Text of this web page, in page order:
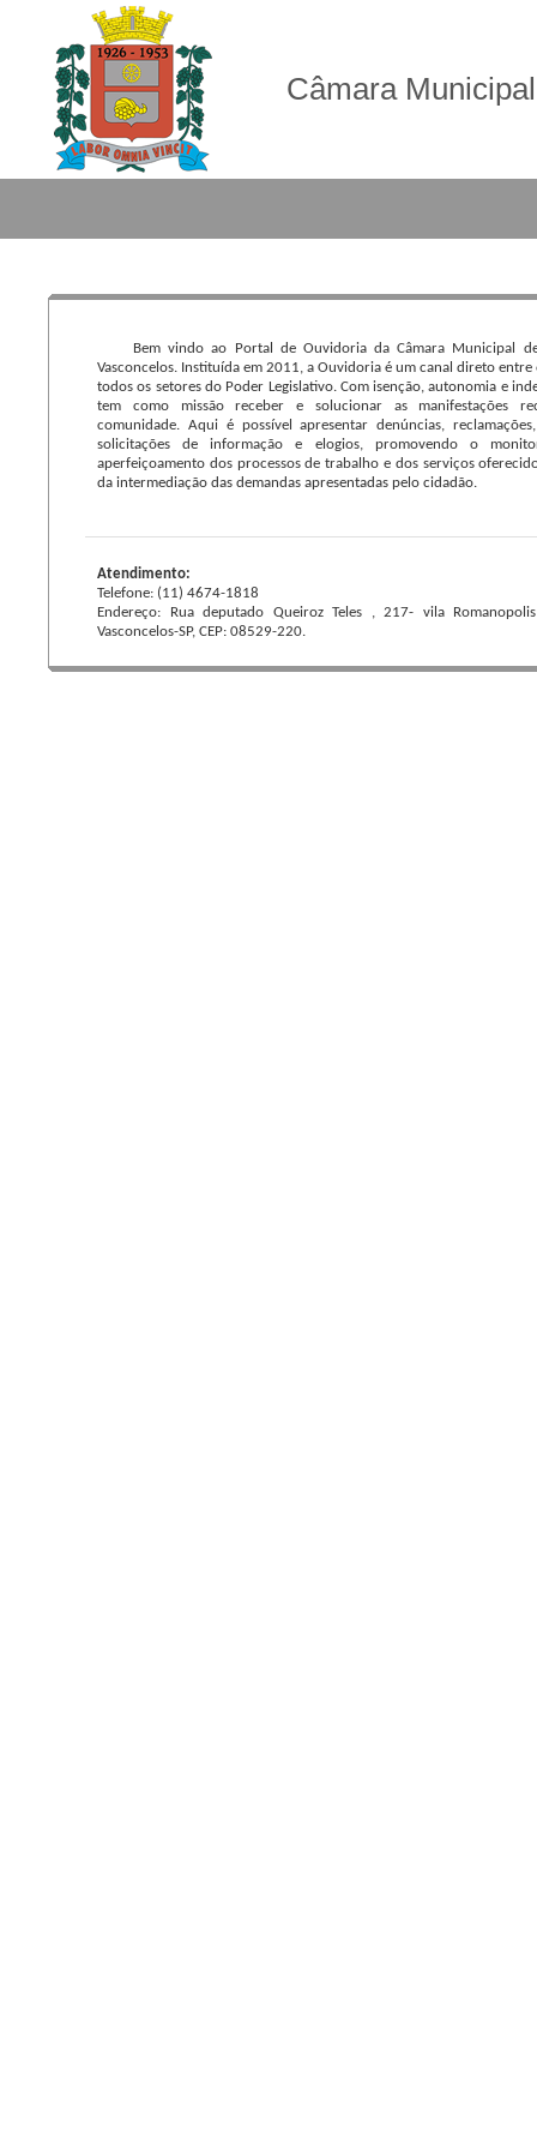
Câmara
Bem vindo ao Portal de Ouvidoria da Câmara Municipal
Vasconcelos. Instituída em 2011, a Ouvidoria é um canal direto entre
todos os setores do Poder Legislativo. Com isenção, autonomia e
tem como missão receber e solucionar as manifestações
comunidade. Aqui é possível apresentar denúncias, reclamações,
solicitações de informação e elogios, promovendo o
aperfeiçoamento dos processos de trabalho e dos serviços
da intermediação das demandas apresentadas pelo cidadão.
Atendimento:
Telefone: (11) 4674-1818
Endereço: Rua deputado Queiroz Teles , 217- vila
Vasconcelos-SP, CEP: 08529-220.